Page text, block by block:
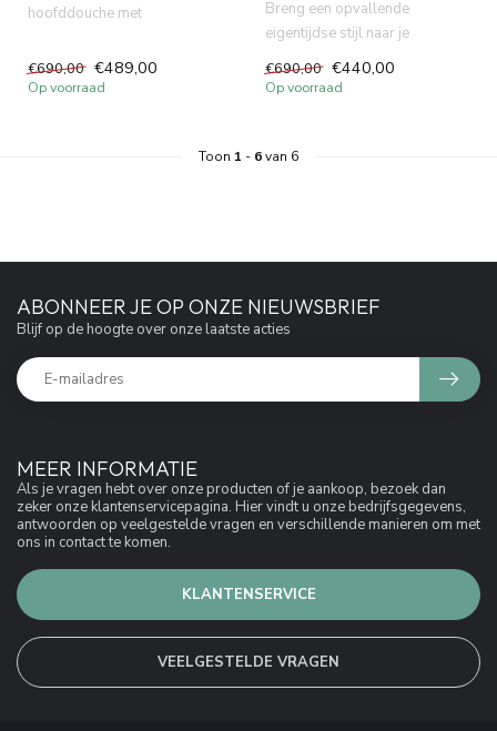
hoofddouche met
Watermark, Wells Iso ge...
€690,00 €489,00
Op voorraad
Breng een opvallende
eigentijdse stijl naar je
badkamer met de Mood 60
SaveRain ...
€690,00 €440,00
Op voorraad
Toon 1 - 6van 6
MEER INFORMATIE
Als je vragen hebt over onze producten of je aankoop, bezoek dan
zeker onze klantenservicepagina. Hier vindt u onze bedrijfsgegevens,
antwoorden op veelgestelde vragen en verschillende manieren om met
ons in contact te komen.
KLANTENSERVICE
VEELGESTELDE VRAGEN
ABONNEER JE OP ONZE NIEUWSBRIEF
Blijf op de hoogte over onze laatste acties